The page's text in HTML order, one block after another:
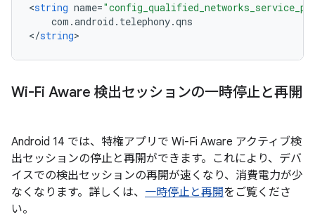
<string name=
com .android . telephony.qns
</string
Wi-Fi Aware 検出セッションの一時停止と再開
Android 14 では、特権アプリで Wi-Fi Aware アクティブ検
出セッションの停止と再開ができます。これにより、デバ
イスでの検出セッションの再開が速くなり、消費電力が少
なくなります。詳しくは、 一時停止と再開をご覧くださ
い。